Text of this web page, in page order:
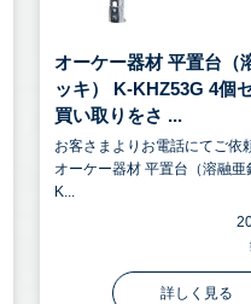
オーケー器材 平置台（
ッキ） K-KHZ53G 4個
買い取りをさ ...
お客さまよりお電話にてご依
オーケー器材 平置台（溶融亜
K...
詳しく見る